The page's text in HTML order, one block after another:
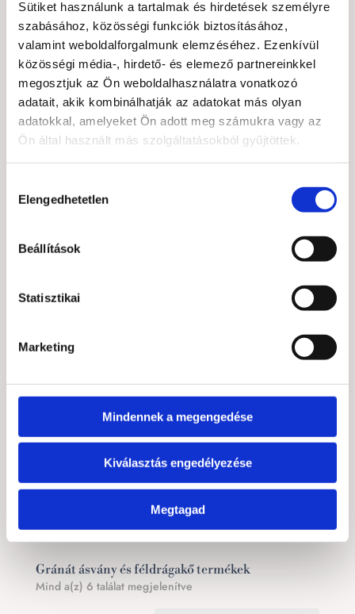
Sütiket használunk a tartalmak és hirdetések személyre
szabásához, közösségi funkciók biztosításához,
valamint weboldalforgalmunk elemzéséhez. Ezenkívül
közösségi média-, hirdető- és elemező partnereinkkel
megosztjuk az Ön weboldalhasználatra vonatkozó
adatait, akik kombinálhatják az adatokat más olyan
adatokkal, amelyeket Ön adott meg számukra vagy az
Ön által használt más szolgáltatásokból gyűjtöttek.
kiválasztása
Elengedhetetlen
Beállítások
Statisztikai
Marketing
Mindennek a megengedése
Kiválasztás engedélyezése
Megtagad
Alváshoz nem javasolt – túlzottan stimuláló lehet
Céltudatosság és motiváció erősítéséhez
napközben ajánlott
Életválság, fáradtság, motivációhiány idején segít
újraéledni
Ajándékként is erőt adó, szenvedélyt hozó
karrierváltáshoz, szerelmi újraéledéshez vagy
Melegséget, védelmet és magabiztosságot ad a
Melyik horoszkóphoz illik a gránát?
A gránát különösen illik a
A Baknak céltudatot és lendületet ad
A Skorpió számára szenvedélyt és belső tisztulást
hoz
Az Oroszlánnak önbizalmat és vezetői erőt
A Nyilasnak erőt és higgadt fókuszt biztosít
Gránát ásvány és féldrágakő termékek
Mind a(z) 6 találat megjelenítveSorted